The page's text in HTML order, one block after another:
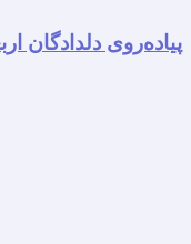
پیاده‌روی دلدادگان